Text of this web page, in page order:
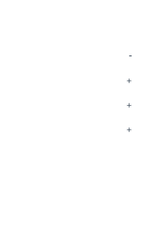
-
+
+
+